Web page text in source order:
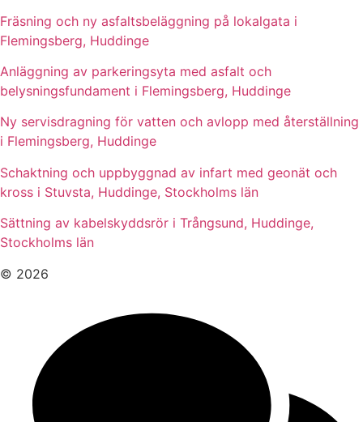
Fräsning och ny asfaltsbeläggning på lokalgata i
Flemingsberg, Huddinge
Anläggning av parkeringsyta med asfalt och
belysningsfundament i Flemingsberg, Huddinge
Ny servisdragning för vatten och avlopp med återställning
i Flemingsberg, Huddinge
Schaktning och uppbyggnad av infart med geonät och
kross i Stuvsta, Huddinge, Stockholms län
Sättning av kabelskyddsrör i Trångsund, Huddinge,
Stockholms län
© 2026